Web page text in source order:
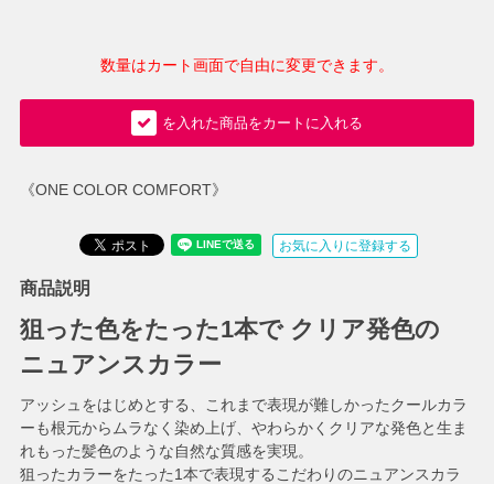
《ONE COLOR COMFORT》
数量はカート画面で自由に変更できます。
を入れた商品をカートに入れる
お気に入りに登録する
商品説明
狙った色をたった1本で クリア発色の
ニュアンスカラー
アッシュをはじめとする、これまで表現が難しかったクールカラ
ーも根元からムラなく染め上げ、やわらかくクリアな発色と生ま
れもった髪色のような自然な質感を実現。
狙ったカラーをたった1本で表現するこだわりのニュアンスカラ